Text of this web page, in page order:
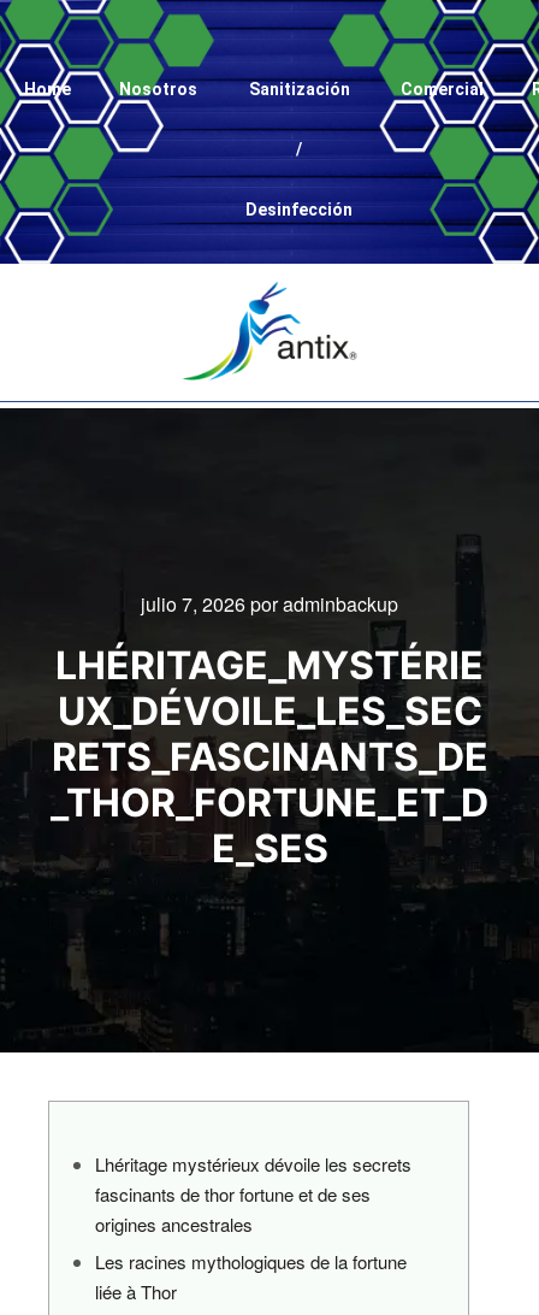
Home Nosotros Sanitización
/
Desinfección
Comercial
julio 7, 2026poradminbackup
LHÉRITAGE_MYSTÉRIE
UX_DÉVOILE_LES_SEC
RETS_FASCINANTS_DE
_THOR_FORTUNE_ET_D
E_SES
Lhéritage mystérieux dévoile les secrets
fascinants de thor fortune et de ses
origines ancestrales
Les racines mythologiques de la fortune
liée à Thor